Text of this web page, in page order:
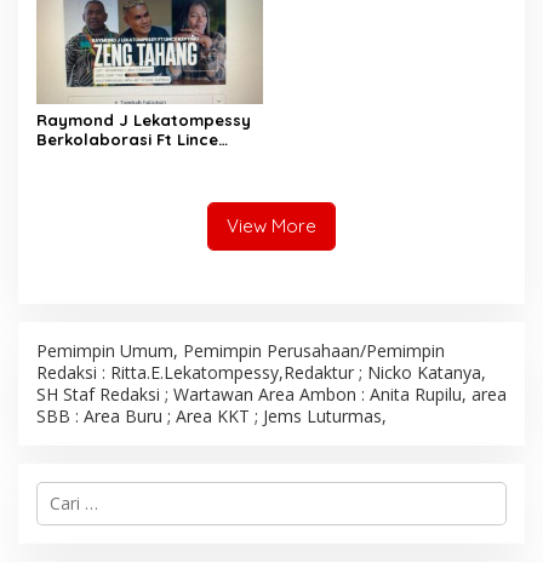
Raymond J Lekatompessy
Berkolaborasi Ft Lince
View More
Pemimpin Umum, Pemimpin Perusahaan/Pemimpin
Redaksi : Ritta.E.Lekatompessy,Redaktur ; Nicko Katanya,
SH Staf Redaksi ; Wartawan Area Ambon : Anita Rupilu, area
SBB : Area Buru ; Area KKT ; Jems Luturmas,
C